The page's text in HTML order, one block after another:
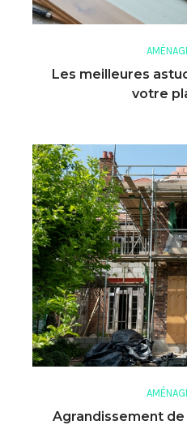
Les meilleures
votre
Agrandissement